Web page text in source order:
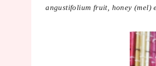
angustifolium fruit, honey (mel)